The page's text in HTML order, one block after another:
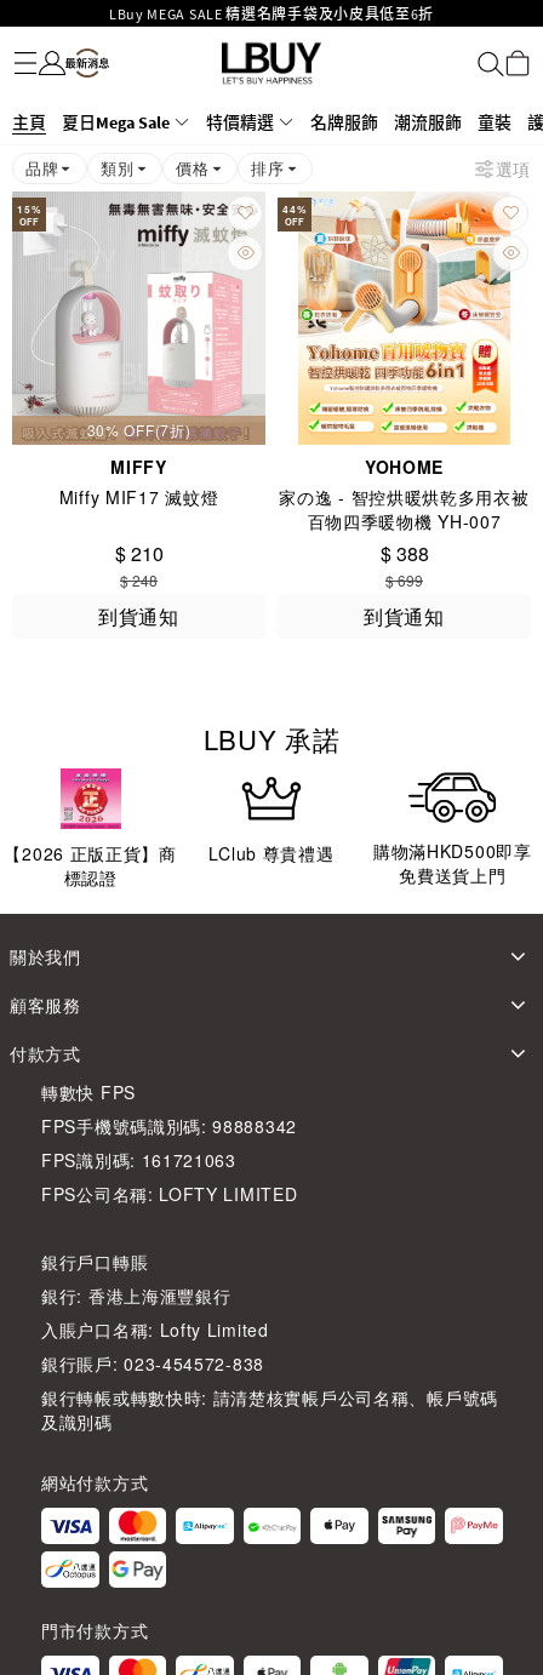
LBuy MEGA SALE 精選名牌手袋及小皮具低至6折
Goyard Hobo / Hobo Mini人氣限量特別版限時原價低至75折!
LBuy呈獻 - Hermès 及 Chanel 手袋及首飾原價低至6折，立即入手!
426號舖！
MOKO 1樓175號鋪旗艦店特設名牌Hermès、CHANEL及LV專區！
購物滿HKD500即享免運費！
LBuy獲香港知識產權署頒發2026《正版正貨承諾》商標
名牌服飾
潮流服飾
童裝
護膚美妝
香水香薰
個人護理
母嬰護理
遊戲及精品玩具
文儀用品
家居生活
電子產品
美食
醫藥保健
運動與戶外用品
主頁 夏日Mega Sale 特價精選 名牌服飾 潮流服飾 童裝
品牌 類別 價格 排序 選項
15%
OFF
30% OFF(7折)
MIFFY
Miffy MIF17 滅蚊燈
$ 210
$ 248
到貨通知
44%
OFF
YOHOME
家の逸 - 智控烘暖烘乾多用衣被
百物四季暖物機 YH-007
$ 388
$ 699
到貨通知
LBUY 承諾
【2026 正版正貨】商
標認證
LClub 尊貴禮遇
購物滿HKD500即享
免費送貨上門
關於我們
顧客服務
付款方式
轉數快 FPS
FPS手機號碼識別碼: 98888342
FPS識別碼: 161721063
FPS公司名稱: LOFTY LIMITED
銀行戶口轉賬
銀行: 香港上海滙豐銀行
入賬户口名稱: Lofty Limited
銀行賬戶: 023-454572-838
銀行轉帳或轉數快時: 請清楚核實帳戶公司名稱、帳戶號碼
及識別碼
網站付款方式
門市付款方式